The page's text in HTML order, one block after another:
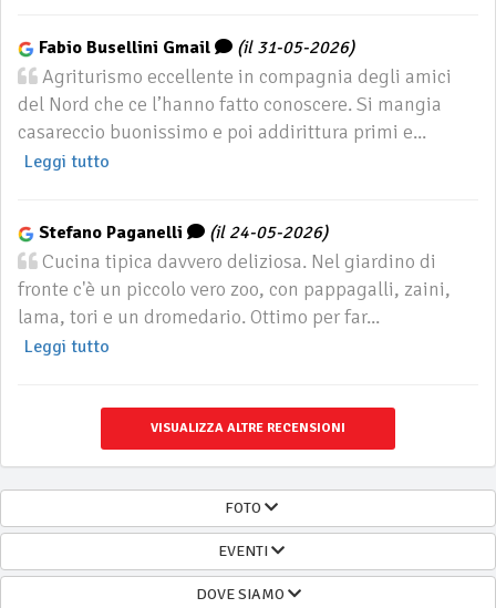
Fabio Busellini Gmail (il 31-05-2026)
Agriturismo eccellente in compagnia degli amici
del Nord che ce l’hanno fatto conoscere. Si mangia
casareccio buonissimo e poi addirittura primi e...
Leggi tutto
Stefano Paganelli (il 24-05-2026)
Cucina tipica davvero deliziosa. Nel giardino di
fronte c'è un piccolo vero zoo, con pappagalli, zaini,
lama, tori e un dromedario. Ottimo per far...
Leggi tutto
VISUALIZZA ALTRE RECENSIONI
FOTO
EVENTI
DOVE SIAMO